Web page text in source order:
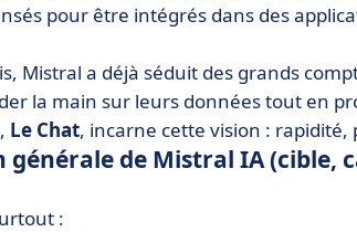
pour être intégrés dans des
Mistral a déjà séduit des grands
la main sur leurs données tout en
Le Chat, incarne cette vision :
de Mistral IA (cible,
: